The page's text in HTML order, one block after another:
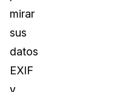
mirar
sus
datos
EXIF
y